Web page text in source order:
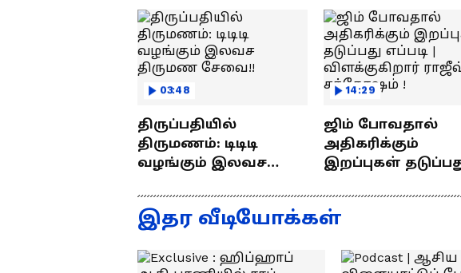
03:48
திருப்பதியில்
திருமணம்: டிடிடி
வழங்கும் இலவச
14:29
ஜிம் போவதால்
அதிகரிக்கும்
இறப்புகள் தடுப்பது
ராஜீவ் சந்தோஷம்
இதர வீடியோக்கள்